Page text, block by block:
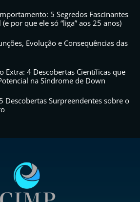
5 Segredos Fascinantes
por que ele só “liga” aos 25 anos)
Evolução e Consequências das
Extra: 4 Descobertas Científicas que
na Síndrome de Down
Descobertas Surpreendentes sobre o